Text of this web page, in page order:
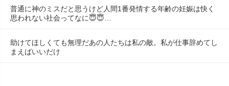
普通に神のミスだと思うけど人間1番発情する年齢の妊娠は快く
思われない社会ってなに😇😇…
助けてほしくても無理だあの人たちは私の敵。私が仕事辞めてし
まえばいいだけ